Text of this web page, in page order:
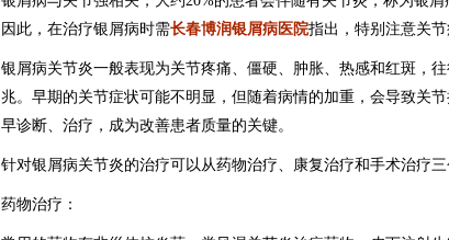
因此，在治疗银屑病时需长春博润银屑病医院指出，特别注意关
银屑病关节炎一般表现为关节疼痛、僵硬、肿胀、热感和红斑，
兆。早期的关节症状可能不明显，但随着病情的加重，会导致关
早诊断、治疗，成为改善患者质量的关键。
针对银屑病关节炎的治疗可以从药物治疗、康复治疗和手术治疗三
药物治疗：